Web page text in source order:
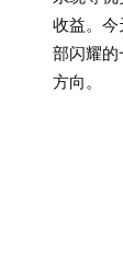
收益。
部闪耀的
方向。